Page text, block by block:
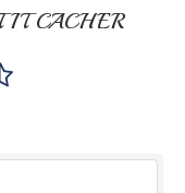
CACHER